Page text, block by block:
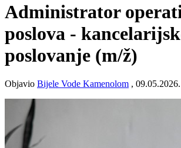
Administrator
poslova -
poslovanje (m/ž)
Objavio Bijele Vode Kamenolom ,